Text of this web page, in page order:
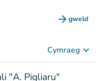
arrow_forward gweld
(tab
Cymraeg keyboard_arrow_down
"A. Pigliaru"